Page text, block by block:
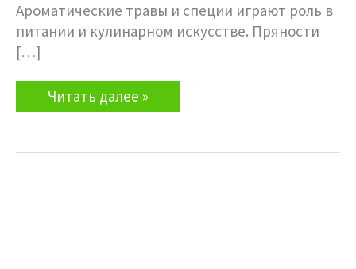
Ароматические травы и специи играют роль в
питании и кулинарном искусстве. Пряности
[…]
Ароматические
травы.
рецепты
Читать далее »